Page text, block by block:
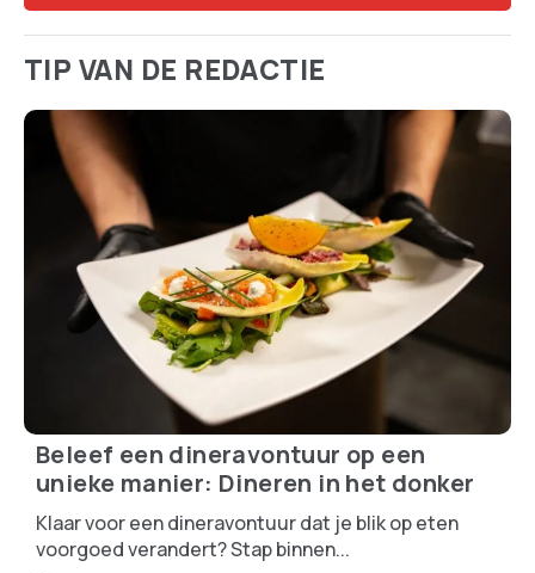
TIP VAN DE REDACTIE
Beleef een dineravontuur op een
unieke manier: Dineren in het donker
Klaar voor een dineravontuur dat je blik op eten
voorgoed verandert? Stap binnen...